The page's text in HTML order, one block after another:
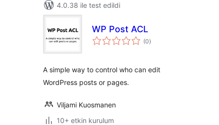
4.0.38 ile test edildi
WP Post ACL
(0toplam
puan
)
A simple way to control who can edit
WordPress posts or pages.
Viljami Kuosmanen
10+ etkin kurulum